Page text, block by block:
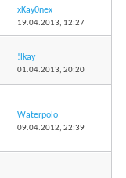
xKay0nex
19.04.2013, 12:27
!lkay
01.04.2013, 20:20
Waterpolo
09.04.2012, 22:39